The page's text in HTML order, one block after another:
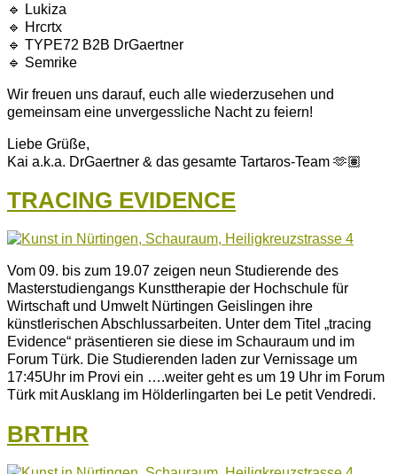
🔹 Lukiza
🔹 Hrcrtx
🔹 TYPE72 B2B DrGaertner
🔹 Semrike
Wir freuen uns darauf, euch alle wiederzusehen und
gemeinsam eine unvergessliche Nacht zu feiern!
Liebe Grüße,
Kai a.k.a. DrGaertner & das gesamte Tartaros-Team 🫶🏽
TRACING EVIDENCE
Vom 09. bis zum 19.07 zeigen neun Studierende des
Masterstudiengangs Kunsttherapie der Hochschule für
Wirtschaft und Umwelt Nürtingen Geislingen ihre
künstlerischen Abschlussarbeiten. Unter dem Titel „tracing
Evidence“ präsentieren sie diese im Schauraum und im
Forum Türk. Die Studierenden laden zur Vernissage um
17:45Uhr im Provi ein ….weiter geht es um 19 Uhr im Forum
Türk mit Ausklang im Hölderlingarten bei Le petit Vendredi.
BRTHR